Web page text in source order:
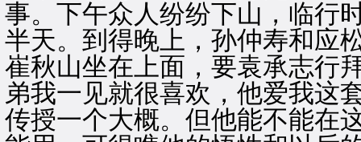
事。下午众人纷纷下山，临行
半天。到得晚上，孙仲寿和应
崔秋山坐在上面，要袁承志行
弟我一见就很喜欢，他爱我这
传授一个大概。但他能不能在